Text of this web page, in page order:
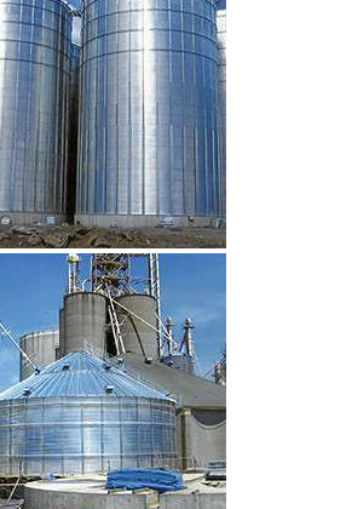
POUR AGRANDIR